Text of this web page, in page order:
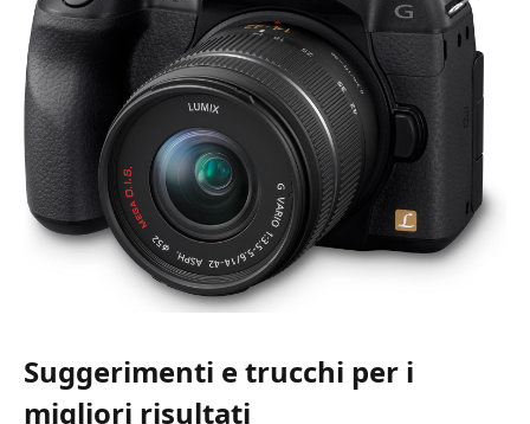
Suggerimenti e trucchi per i
migliori risultati